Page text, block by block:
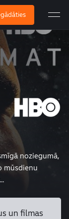
noziegumā,
mūsdienu
un filmas